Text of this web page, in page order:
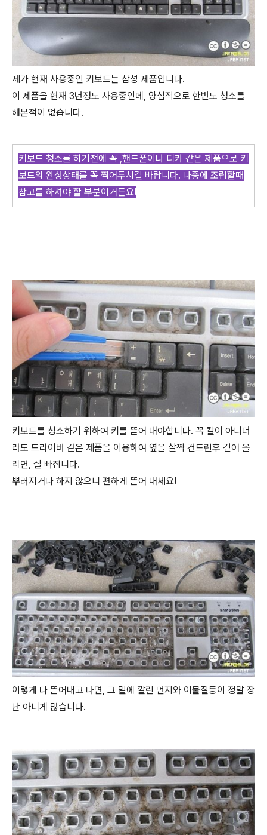
제가 현재 사용중인 키보드는 삼성 제품입니다.
이 제품을 현재 3년정도 사용중인데, 양심적으로 한번도 청소를
해본적이 없습니다.
키보드 청소를 하기전에 꼭 ,핸드폰이나 디카 같은 제품으로 키
보드의 완성상태를 꼭 찍어두시길 바랍니다. 나중에 조립할때
참고를 하셔야 할 부분이거든요!
키보드를 청소하기 위하여 키를 뜯어 내야합니다. 꼭 칼이 아니더
라도 드라이버 같은 제품을 이용하여 옆을 살짝 건드린후 걷어 올
리면, 잘 빠집니다.
뿌러지거나 하지 않으니 편하게 뜯어 내세요!
이렇게 다 뜯어내고 나면, 그 밑에 깔린 먼지와 이물질등이 정말 장
난 아니게 많습니다.